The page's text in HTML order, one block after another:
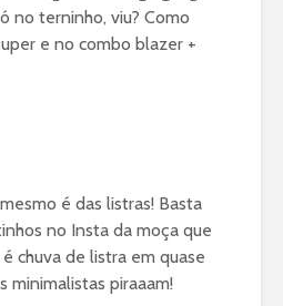
no terninho, viu? Como
e no combo blazer +
é das listras! Basta
no Insta da moça que
chuva de listra em quase
minimalistas piraaam!